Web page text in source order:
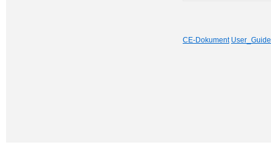
CE-Dokument User_Guide